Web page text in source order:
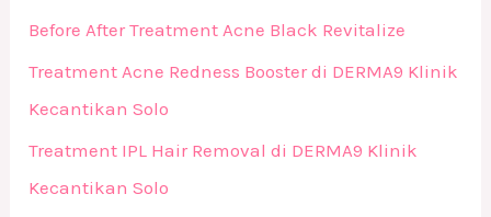
Before After Treatment Acne Black Revitalize
Treatment Acne Redness Booster di DERMA9 Klinik
Kecantikan Solo
Treatment IPL Hair Removal di DERMA9 Klinik
Kecantikan Solo